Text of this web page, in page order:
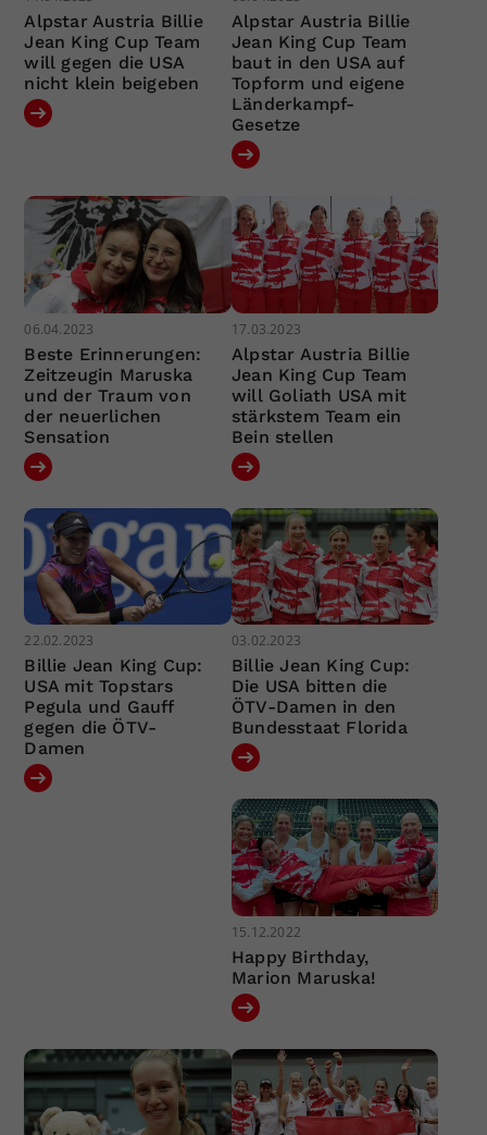
Alpstar Austria Billie
Jean King Cup Team
will gegen die USA
nicht klein beigeben
Alpstar Austria Billie
Jean King Cup Team
baut in den USA auf
Topform und eigene
Länderkampf-
Gesetze
06.04.2023
Beste Erinnerungen:
Zeitzeugin Maruska
und der Traum von
der neuerlichen
Sensation
17.03.2023
Alpstar Austria Billie
Jean King Cup Team
will Goliath USA mit
stärkstem Team ein
Bein stellen
22.02.2023
Billie Jean King Cup:
USA mit Topstars
Pegula und Gauff
gegen die ÖTV-
Damen
03.02.2023
Billie Jean King Cup:
Die USA bitten die
ÖTV-Damen in den
Bundesstaat Florida
15.12.2022
Happy Birthday,
Marion Maruska!